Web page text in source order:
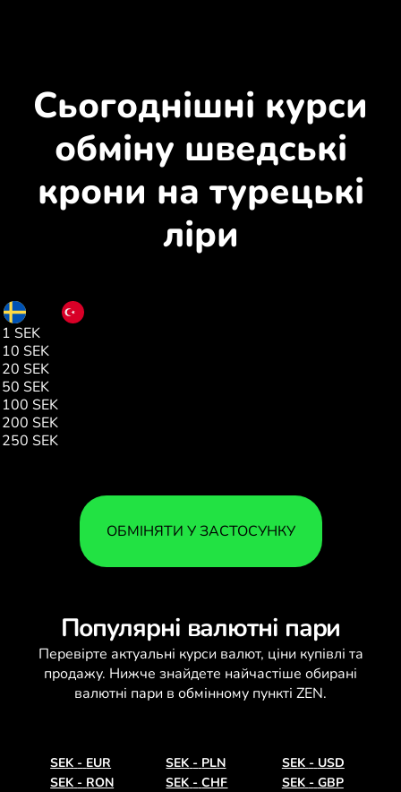
Сьогоднішні курси
обміну шведські
крони на турецькі
ліри
SEK
1 SEK
10 SEK
20 SEK
50 SEK
100 SEK
200 SEK
250 SEK
ОБМІНЯТИ У ЗАСТОСУНКУ
Популярні валютні пари
Перевірте актуальні курси валют, ціни купівлі та
продажу. Нижче знайдете найчастіше обирані
валютні пари в обмінному пункті ZEN.
SEK - EUR SEK - PLN SEK - USD
SEK - RON SEK - CHF SEK - GBP